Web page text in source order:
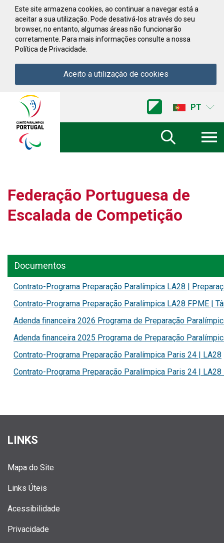
Saltar para conteúdo
Este site armazena cookies, ao continuar a navegar está a
aceitar a sua utilização. Pode desativá-los através do seu
browser, no entanto, algumas áreas não funcionarão
corretamente. Para mais informações consulte a nossa
Política de Privacidade.
Aceito a utilização de cookies
Comite
Paralimpico
Portugal
PT
Federação Portuguesa de
Escalada de Competição
Documentos
Contrato-Programa Preparação Paralímpica LA28 |
Contrato-Programa Preparação Paralímpica LA28 FPME |
Adenda financeira 2026 Programa de Preparação
Adenda financeira 2025 Programa de Preparação
Contrato-Programa Preparação Paralímpica Paris 24 | LA28
Contrato-Programa Preparação Paralímpica Paris 24 | LA28
LINKS
Mapa do Site
Links Úteis
Acessibilidade
Privacidade